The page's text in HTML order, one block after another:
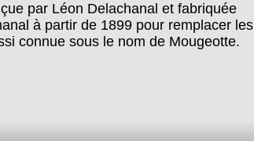
par Léon Delachanal et fabriquée
à partir de 1899 pour remplacer les
connue sous le nom de Mougeotte.